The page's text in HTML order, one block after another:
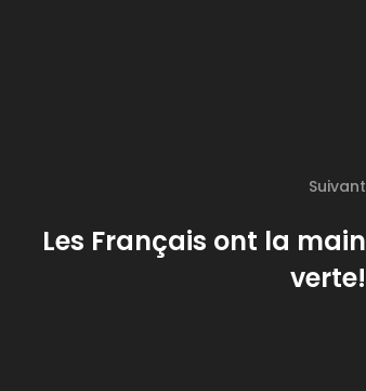
Suivant
Les Français ont la main
verte!